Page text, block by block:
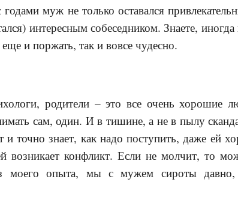
муж не только оставался
интересным собеседником. Знаете,
и поржать, так и вовсе чудесно.
родители – это все очень хорошие
сам, один. И в тишине, а не в пылу
и точно знает, как надо поступить, даже ей
возникает конфликт. Если не молчит, то
моего опыта, мы с мужем сироты давно,